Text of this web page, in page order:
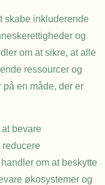
skabe inkluderende
og
om at sikre, at alle
ressourcer og
på en måde, der er
bevare
reducere
om at beskytte
økosystemer og